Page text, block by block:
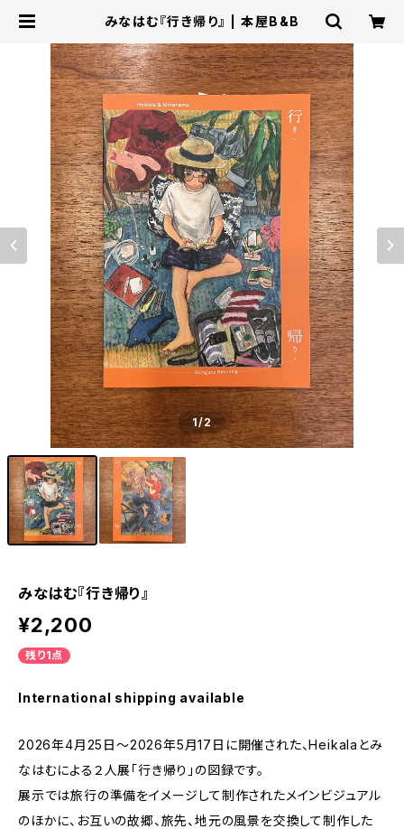
みなはむ『行き帰り』 | 本屋B&B
1/2
みなはむ『行き帰り』
¥2,200
残り1点
International shipping available
2026年4月25日〜2026年5月17日に開催された、Heikalaとみ
なはむによる２人展「行き帰り」の図録です。
展示では旅行の準備をイメージして制作されたメインビジュアル
のほかに、お互いの故郷、旅先、地元の風景を交換して制作した